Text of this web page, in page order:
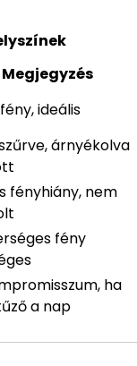
Megjegyzés
ideális
árnyékolva
fényhiány, nem
fény
ha
a nap